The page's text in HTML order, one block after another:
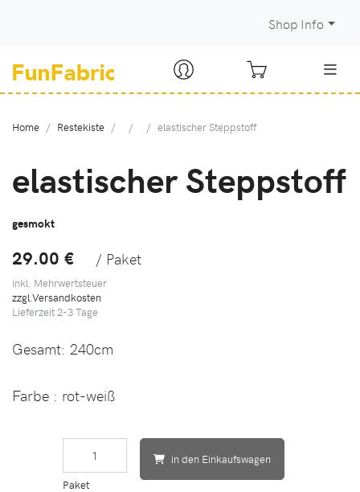
Shop Info
Home Restekiste elastischer Steppstoff
elastischer Steppstoff
gesmokt
29.00 € / Paket
inkl. Mehrwertsteuer
zzgl.Versandkosten
Lieferzeit 2-3Tage
Gesamt: 240cm
Farbe : rot-weiß
Paket
in den Einkaufswagen